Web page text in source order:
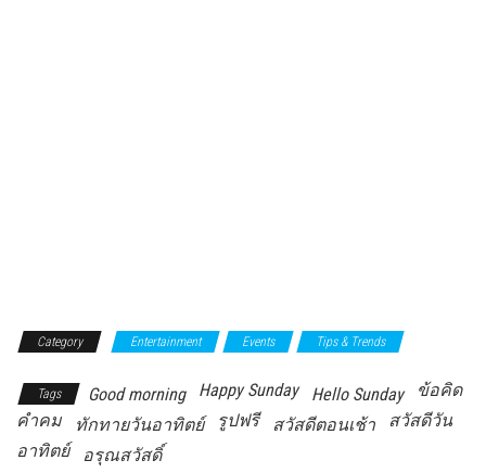
Category Entertainment Events Tips & Trends
Tags Good morning Happy Sunday Hello Sunday
ข้อคิด
คำคม
ทักทายวันอาทิตย์ รูปฟรี สวัสดีตอนเช้า
สวัสดีวัน
อาทิตย์
อรุณสวัสดิ์